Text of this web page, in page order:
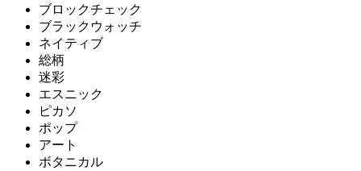
ブロックチェック
ブラックウォッチ
ネイティブ
総柄
迷彩
エスニック
ピカソ
ポップ
アート
ボタニカル